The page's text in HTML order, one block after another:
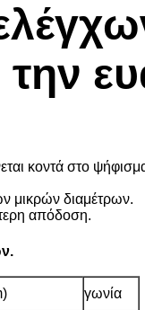
κοντά στο
μικρών διαμέτρων.
απόδοση.
γωνία